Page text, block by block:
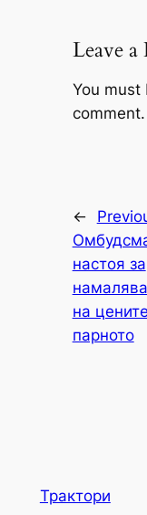
Leave a
You must
comment.
←
настоя за
на
парното
Трактори